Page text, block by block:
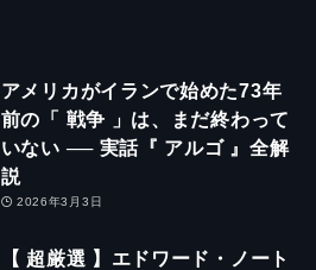
アメリカがイランで始めた73年
前の「 戦争 」は、まだ終わって
いない ── 実話『 アルゴ 』全解
説
2026年3月3日
【 超厳選 】エドワード・ノート